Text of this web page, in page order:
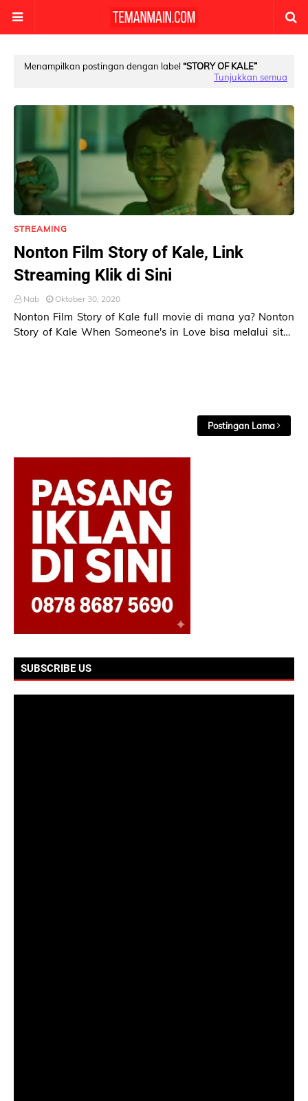
Menampilkan postingan dengan label STORY OF KALE
Tunjukkan semua
STREAMING
Nonton Film Story of Kale, Link
Streaming Klik di Sini
Nab Oktober 30, 2020
Nonton Film Story of Kale full movie di mana ya? Nonton
Story of Kale When Someone's in Love bisa melalui situs
Postingan Lama
SUBSCRIBE US